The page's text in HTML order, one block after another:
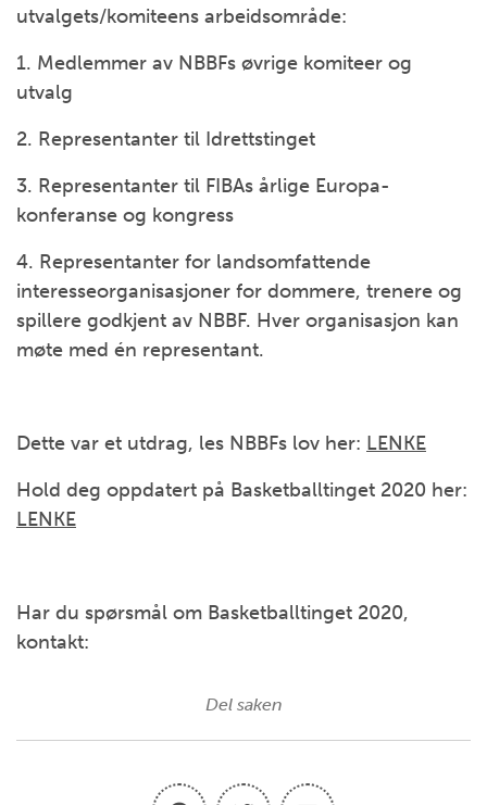
utvalgets/komiteens arbeidsområde:
1. Medlemmer av NBBFs øvrige komiteer og
utvalg
2. Representanter til Idrettstinget
3. Representanter til FIBAs årlige Europa-
konferanse og kongress
4. Representanter for landsomfattende
interesseorganisasjoner for dommere, trenere og
spillere godkjent av NBBF. Hver organisasjon kan
møte med én representant.
Dette var et utdrag, les NBBFs lov her: LENKE
Hold deg oppdatert på Basketballtinget 2020 her:
LENKE
Har du spørsmål om Basketballtinget 2020,
kontakt:
Del saken